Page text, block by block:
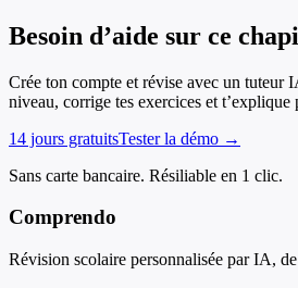
Besoin d’aide sur ce
Crée ton compte et révise avec un tuteur
niveau, corrige tes exercices et t’explique
14 jours gratuitsTester la démo →
Sans carte bancaire. Résiliable en 1 clic.
Comprendo
Révision scolaire personnalisée par IA,